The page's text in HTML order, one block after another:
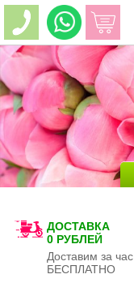
ДОСТАВКА
0 РУБЛЕЙ
Доставим за час
БЕСПЛАТНО